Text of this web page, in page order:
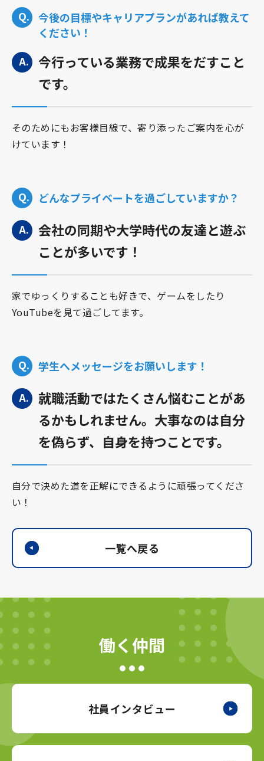
今後の目標やキャリアプランがあれば教えて
ください！
今行っている業務で成果をだすこと
です。
そのためにもお客様目線で、寄り添ったご案内を心が
けています！
どんなプライベートを過ごしていますか？
会社の同期や大学時代の友達と遊ぶ
ことが多いです！
家でゆっくりすることも好きで、ゲームをしたり
YouTubeを見て過ごしてます。
学生へメッセージをお願いします！
就職活動ではたくさん悩むことがあ
るかもしれません。大事なのは自分
を偽らず、自身を持つことです。
自分で決めた道を正解にできるように頑張ってくださ
い！
一覧へ戻る
働く仲間
社員インタビュー